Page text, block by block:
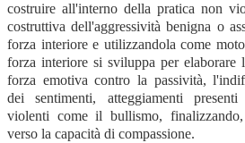
costruire all'interno della pratica non
costruttiva dell'aggressività benigna o
forza interiore e utilizzandola come
forza interiore si sviluppa per elaborare
forza emotiva contro la passività,
dei sentimenti, atteggiamenti
violenti come il bullismo,
verso la capacità di compassione.